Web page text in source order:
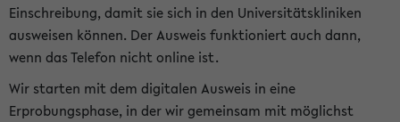
Einschreibung, damit sie sich in den Universitätskliniken
ausweisen können. Der Ausweis funktioniert auch dann,
wenn das Telefon nicht online ist.
Wir starten mit dem digitalen Ausweis in eine
Erprobungsphase, in der wir gemeinsam mit möglichst